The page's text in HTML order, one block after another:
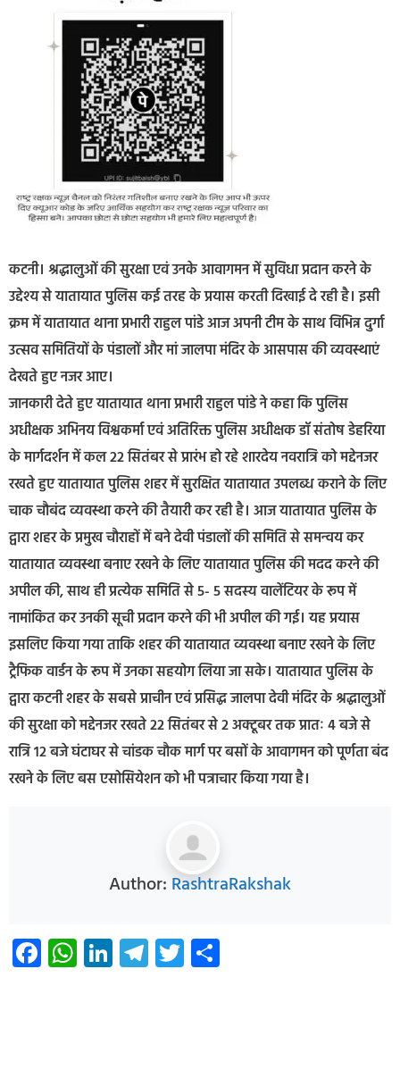
कटनी। श्रद्धालुओं की सुरक्षा एवं उनके आवागमन में सुविधा प्रदान करने के
उद्देश्य से यातायात पुलिस कई तरह के प्रयास करती दिखाई दे रही है। इसी
क्रम में यातायात थाना प्रभारी राहुल पांडे आज अपनी टीम के साथ विभिन्न दुर्गा
उत्सव समितियों के पंडालों और मां जालपा मंदिर के आसपास की व्यवस्थाएं
देखते हुए नजर आए।
जानकारी देते हुए यातायात थाना प्रभारी राहुल पांडे ने कहा कि पुलिस
अधीक्षक अभिनय विश्वकर्मा एवं अतिरिक्त पुलिस अधीक्षक डॉ संतोष डेहरिया
के मार्गदर्शन में कल 22 सितंबर से प्रारंभ हो रहे शारदेय नवरात्रि को मद्देनजर
रखते हुए यातायात पुलिस शहर में सुरक्षित यातायात उपलब्ध कराने के लिए
चाक चौबंद व्यवस्था करने की तैयारी कर रही है। आज यातायात पुलिस के
द्वारा शहर के प्रमुख चौराहों में बने देवी पंडालों की समिति से समन्वय कर
यातायात व्यवस्था बनाए रखने के लिए यातायात पुलिस की मदद करने की
अपील की, साथ ही प्रत्येक समिति से 5- 5 सदस्य वालेंटियर के रूप में
नामांकित कर उनकी सूची प्रदान करने की भी अपील की गई। यह प्रयास
इसलिए किया गया ताकि शहर की यातायात व्यवस्था बनाए रखने के लिए
ट्रैफिक वार्डन के रूप में उनका सहयोग लिया जा सके। यातायात पुलिस के
द्वारा कटनी शहर के सबसे प्राचीन एवं प्रसिद्ध जालपा देवी मंदिर के श्रद्धालुओं
की सुरक्षा को मद्देनजर रखते 22 सितंबर से 2 अक्टूबर तक प्रातः 4 बजे से
रात्रि 12 बजे घंटाघर से चांडक चौक मार्ग पर बसों के आवागमन को पूर्णता बंद
रखने के लिए बस एसोसियेशन को भी पत्राचार किया गया है।
Author: RashtraRakshak
Facebook
WhatsApp
LinkedIn
Telegram
Twitter